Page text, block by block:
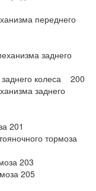
переднего
заднего
заднего колеса 200
заднего
201
тормоза
203
205